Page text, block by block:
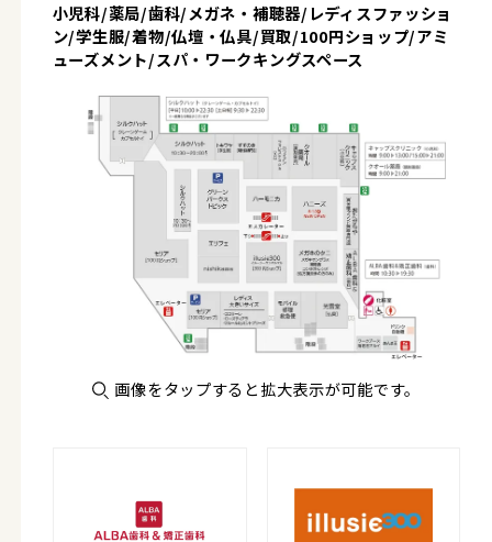
小児科/薬局/歯科/メガネ・補聴器/レディスファッショ
ン/学生服/着物/仏壇・仏具/買取/100円ショップ/アミ
ューズメント/スパ・ワークキングスペース
画像をタップすると拡大表示が可能です。